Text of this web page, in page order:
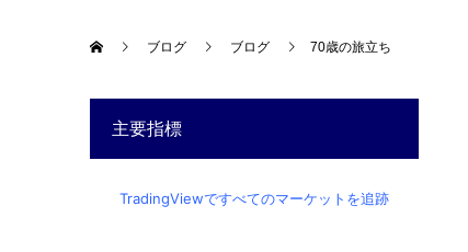
ブログ ブログ 70歳の旅立ち
主要指標
TradingViewですべてのマーケットを追跡